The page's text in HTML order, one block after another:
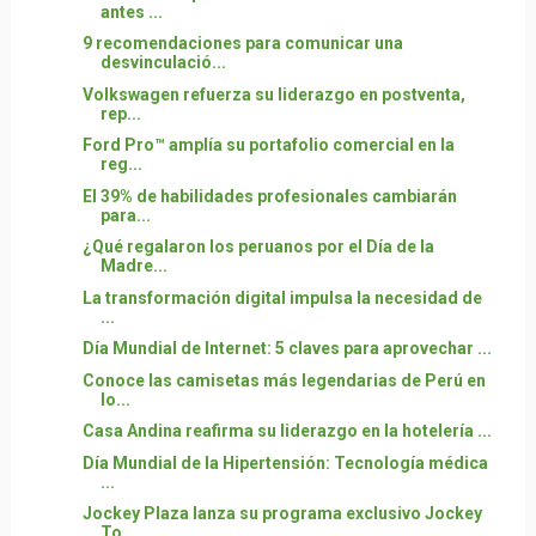
antes ...
9 recomendaciones para comunicar una
desvinculació...
Volkswagen refuerza su liderazgo en postventa,
rep...
Ford Pro™ amplía su portafolio comercial en la
reg...
El 39% de habilidades profesionales cambiarán
para...
¿Qué regalaron los peruanos por el Día de la
Madre...
La transformación digital impulsa la necesidad de
...
Día Mundial de Internet: 5 claves para aprovechar ...
Conoce las camisetas más legendarias de Perú en
lo...
Casa Andina reafirma su liderazgo en la hotelería ...
Día Mundial de la Hipertensión: Tecnología médica
...
Jockey Plaza lanza su programa exclusivo Jockey